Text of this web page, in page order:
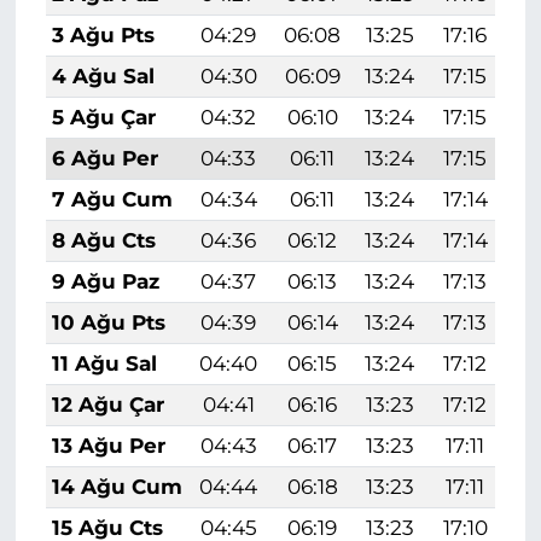
3 Ağu Pts
04:29 06:08 13:25 17:16
4 Ağu Sal
04:30 06:09 13:24 17:15
5 Ağu Çar
04:32 06:10 13:24 17:15
6 Ağu Per
04:33 06:11 13:24 17:15
7 Ağu Cum
04:34 06:11 13:24 17:14
8 Ağu Cts
04:36 06:12 13:24 17:14
9 Ağu Paz
04:37 06:13 13:24 17:13
10 Ağu Pts
04:39 06:14 13:24 17:13
11 Ağu Sal
04:40 06:15 13:24 17:12
12 Ağu Çar
04:41 06:16 13:23 17:12
13 Ağu Per
04:43 06:17 13:23 17:11
14 Ağu Cum
04:44 06:18 13:23 17:11
15 Ağu Cts
04:45 06:19 13:23 17:10